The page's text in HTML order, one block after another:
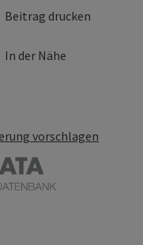
Beitrag drucken
In der Nähe
vorschlagen